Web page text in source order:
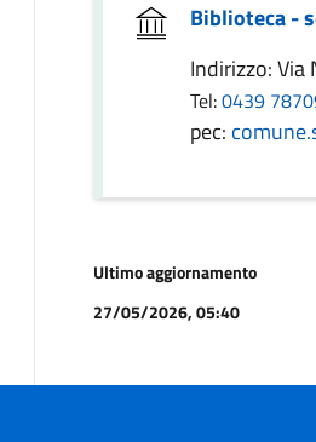
Biblioteca -
Indirizzo:
Tel:0439
pec:
Ultimo aggiornamento
27/05/2026, 05:40